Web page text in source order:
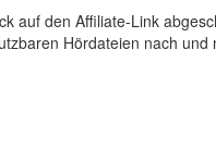
auf den Affiliate-Link
Hördateien nach